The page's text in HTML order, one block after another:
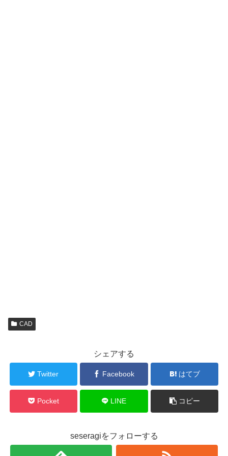
CAD
シェアする
Twitter Facebook はてブ
Pocket LINE コピー
seseragiをフォローする